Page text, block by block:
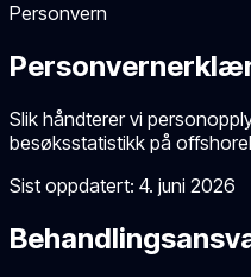
Personvern
Slik håndterer vi
besøksstatistikk på
Sist oppdatert: 4. juni 2026